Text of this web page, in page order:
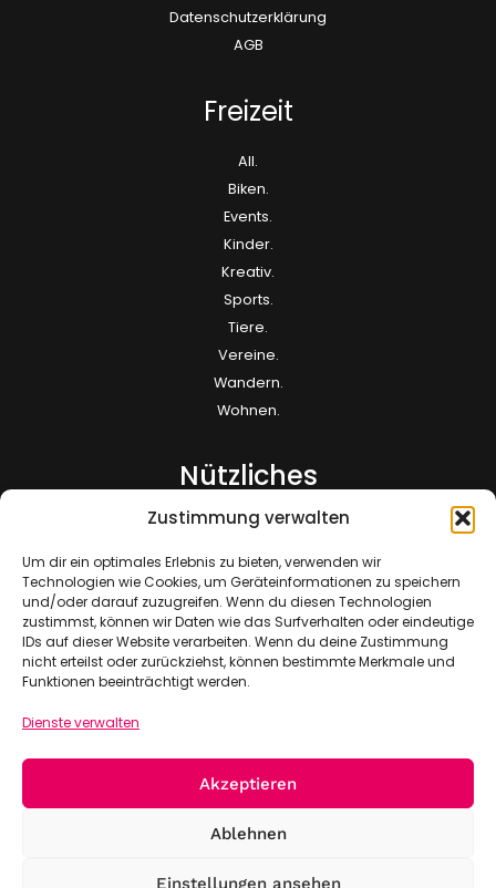
Zustimmung verwalten
Um dir ein optimales Erlebnis zu bieten, verwenden wir
Technologien wie Cookies, um Geräteinformationen zu speichern
und/oder darauf zuzugreifen. Wenn du diesen Technologien
zustimmst, können wir Daten wie das Surfverhalten oder eindeutige
IDs auf dieser Website verarbeiten. Wenn du deine Zustimmung
nicht erteilst oder zurückziehst, können bestimmte Merkmale und
Funktionen beeinträchtigt werden.
Dienste verwalten
Akzeptieren
Ablehnen
Einstellungen ansehen
Datenschutzerklärung
AGB
Freizeit
All.
Biken.
Events.
Kinder.
Kreativ.
Sports.
Tiere.
Vereine.
Wandern.
Wohnen.
Nützliches
Kontakt
FAQ
Impressum
Datenschutz
Sitemap
Jetzt Mitglied werden!